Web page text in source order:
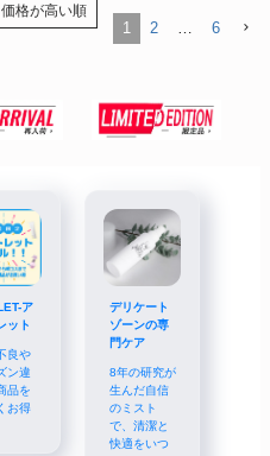
価格が高い順
1 2 6